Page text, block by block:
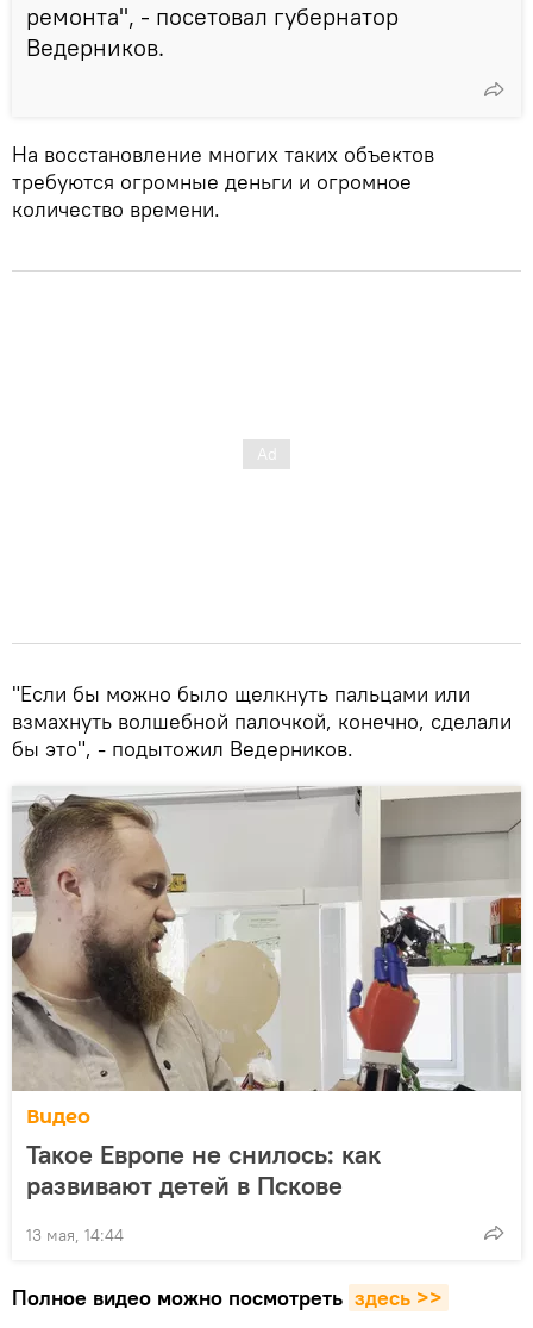
ремонта", - посетовал губернатор
Ведерников.
На восстановление многих таких объектов
требуются огромные деньги и огромное
количество времени.
"Если бы можно было щелкнуть пальцами или
взмахнуть волшебной палочкой, конечно, сделали
бы это", - подытожил Ведерников.
Видео
Такое Европе не снилось: как
развивают детей в Пскове
13 мая, 14:44
Полное видео можно посмотреть здесь >>